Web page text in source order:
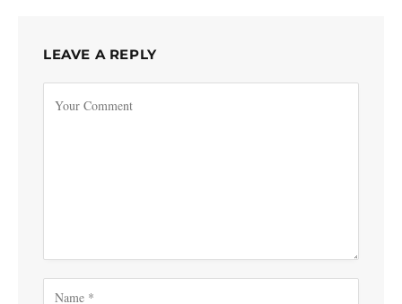
LEAVE A REPLY